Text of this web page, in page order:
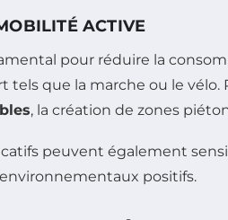
ACTIVE
pour réduire la
tels que la marche ou le
, la création de zones
peuvent également
positifs.